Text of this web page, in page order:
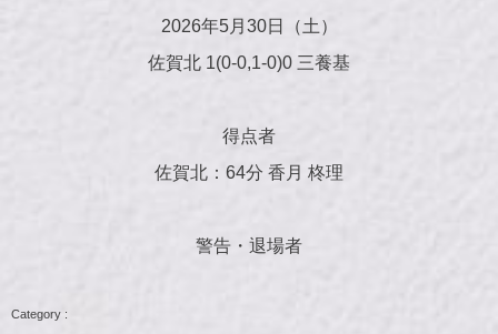
2026年5月30日（土）
佐賀北 1(0-0,1-0)0 三養基
得点者
佐賀北：64分 香月 柊理
警告・退場者